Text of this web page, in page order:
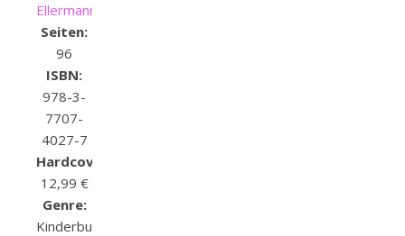
Ellermann
Seiten:
96
ISBN:
978-3-
7707-
4027-7
Hardcover:
12,99 €
Genre:
Kinderbuch,